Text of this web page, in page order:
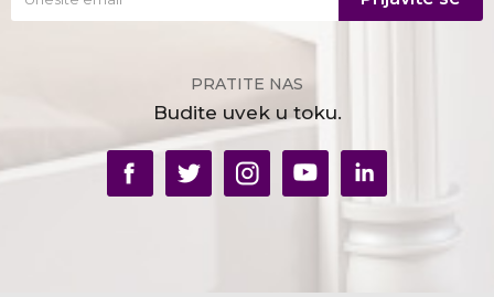
PRATITE NAS
Budite uvek u toku.